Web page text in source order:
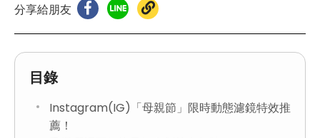
分享給朋友
目錄
Instagram(IG)「母親節」限時動態濾鏡特效推
薦！